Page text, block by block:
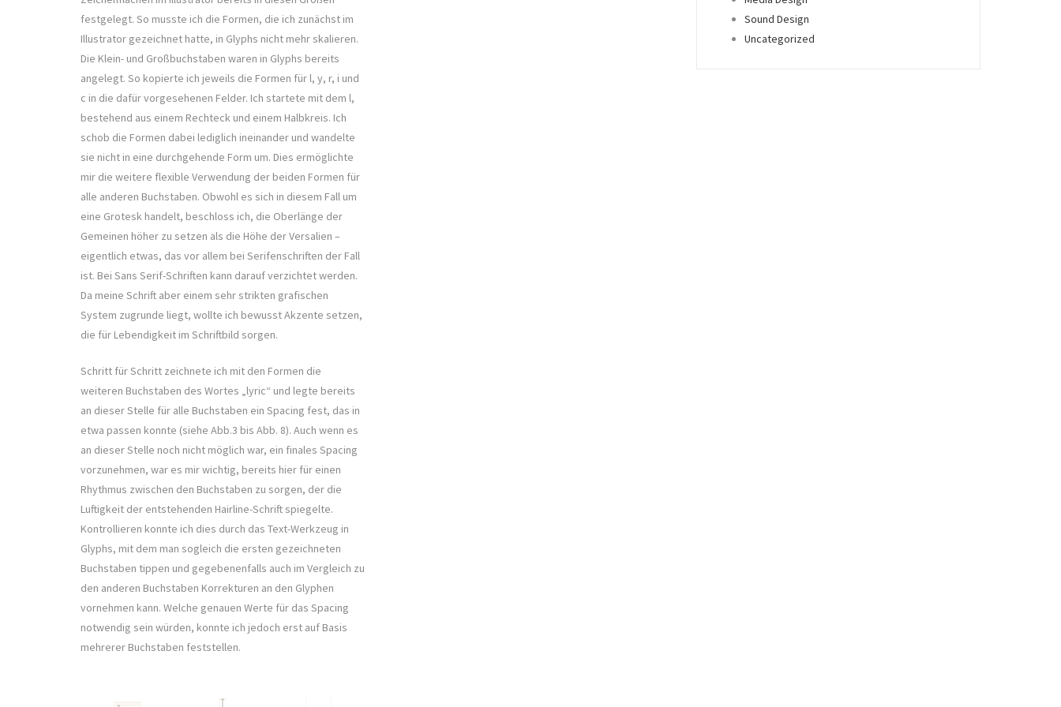
festgelegt. So musste ich die Formen, die ich zunächst im
Illustrator gezeichnet hatte, in Glyphs nicht mehr skalieren.
Die Klein- und Großbuchstaben waren in Glyphs bereits
angelegt. So kopierte ich jeweils die Formen für l, y, r, i und
c in die dafür vorgesehenen Felder. Ich startete mit dem l,
bestehend aus einem Rechteck und einem Halbkreis. Ich
schob die Formen dabei lediglich ineinander und wandelte
sie nicht in eine durchgehende Form um. Dies ermöglichte
mir die weitere flexible Verwendung der beiden Formen für
alle anderen Buchstaben. Obwohl es sich in diesem Fall um
eine Grotesk handelt, beschloss ich, die Oberlänge der
Gemeinen höher zu setzen als die Höhe der Versalien –
eigentlich etwas, das vor allem bei Serifenschriften der Fall
ist. Bei Sans Serif-Schriften kann darauf verzichtet werden.
Da meine Schrift aber einem sehr strikten grafischen
System zugrunde liegt, wollte ich bewusst Akzente setzen,
die für Lebendigkeit im Schriftbild sorgen.
Schritt für Schritt zeichnete ich mit den Formen die
weiteren Buchstaben des Wortes „lyric“ und legte bereits
an dieser Stelle für alle Buchstaben ein Spacing fest, das in
etwa passen konnte (siehe Abb.3 bis Abb. 8). Auch wenn es
an dieser Stelle noch nicht möglich war, ein finales Spacing
vorzunehmen, war es mir wichtig, bereits hier für einen
Rhythmus zwischen den Buchstaben zu sorgen, der die
Luftigkeit der entstehenden Hairline-Schrift spiegelte.
Kontrollieren konnte ich dies durch das Text-Werkzeug in
Glyphs, mit dem man sogleich die ersten gezeichneten
Buchstaben tippen und gegebenenfalls auch im Vergleich zu
den anderen Buchstaben Korrekturen an den Glyphen
vornehmen kann. Welche genauen Werte für das Spacing
notwendig sein würden, konnte ich jedoch erst auf Basis
mehrerer Buchstaben feststellen.
Sound Design
Uncategorized